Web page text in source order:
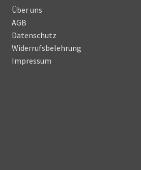
Über uns
AGB
Datenschutz
Widerrufsbelehrung
Impressum